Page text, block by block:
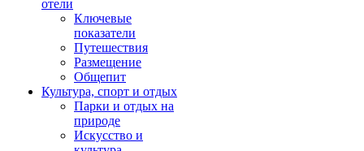
отели
Ключевые
показатели
Путешествия
Размещение
Общепит
Культура, спорт и отдых
Парки и отдых на
природе
Искусство и